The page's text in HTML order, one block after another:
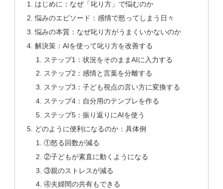
はじめに：なぜ「叱り方」で悩むのか
悩みのエピソード：感情で怒ってしまう日々
悩みの本質：なぜ叱り方がうまくいかないのか
解決策：AIを使って叱り方を改善する
ステップ1：状況をそのままAIに入力する
ステップ2：感情と言葉を分離する
ステップ3：子ども視点の言い方に変換する
ステップ4：自分用のテンプレを作る
ステップ5：振り返りにAIを使う
どのように便利になるのか：具体例
①怒る回数が減る
②子どもが素直に動くようになる
③親のストレスが減る
④夫婦間の共有もできる